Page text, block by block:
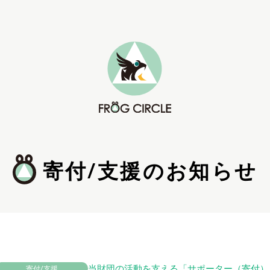
寄付/支援のお知らせ